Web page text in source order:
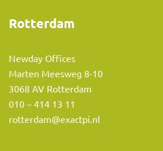
Rotterdam
Newday Offices
Marten Meesweg 8-10
3068 AV Rotterdam
010 – 414 13 11
rotterdam@exactpi.nl